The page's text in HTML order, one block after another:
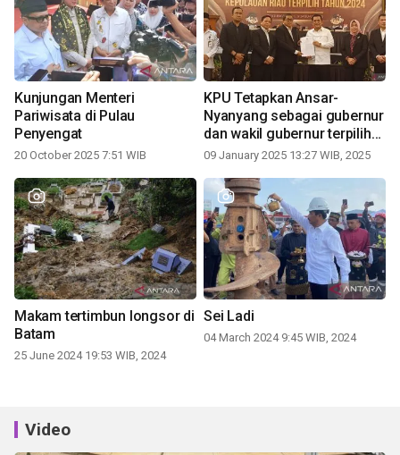
Kunjungan Menteri
Pariwisata di Pulau
Penyengat
20 October 2025 7:51 WIB
KPU Tetapkan Ansar-
Nyanyang sebagai gubernur
dan wakil gubernur terpilih
periode 2025-2030
09 January 2025 13:27 WIB, 2025
Makam tertimbun longsor di
Batam
25 June 2024 19:53 WIB, 2024
Sei Ladi
04 March 2024 9:45 WIB, 2024
Video